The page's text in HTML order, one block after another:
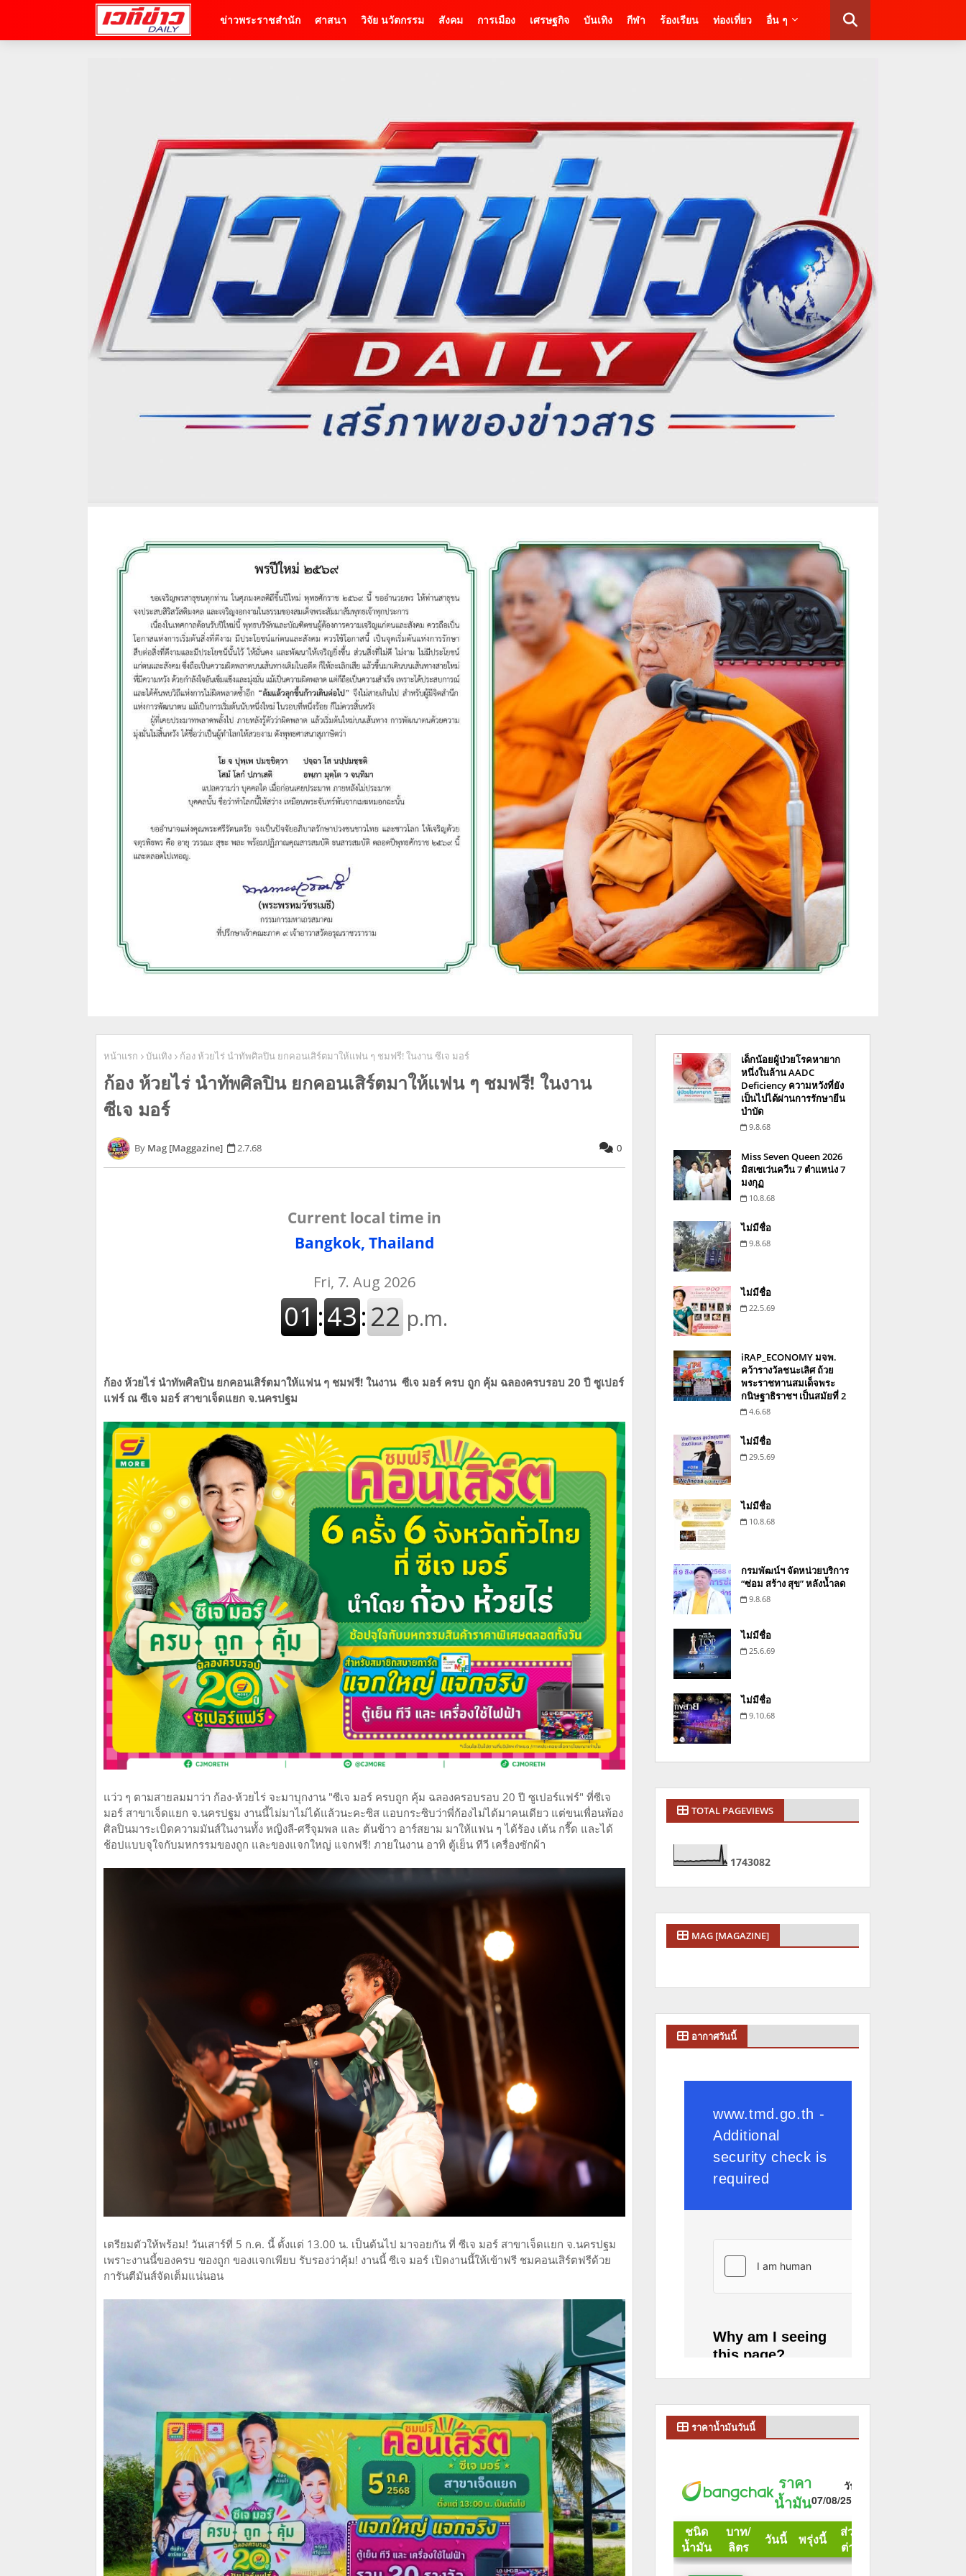
ข่าวพระราชสำนัก ศาสนา วิจัย นวัตกรรม สังคม การเมือง เศรษฐกิจ บันเทิง กีฬา ร้องเรียน ท่องเที่ยว อื่น ๆ
หน้าแรก บันเทิง ก้อง ห้วยไร่ นำทัพศิลปิน ยกคอนเสิร์ตมาให้แฟน ๆ ชมฟรี! ในงาน ซีเจ มอร์
ก้อง ห้วยไร่ นำทัพศิลปิน ยกคอนเสิร์ตมาให้แฟน ๆ ชมฟรี! ในงาน
ซีเจ มอร์
Mag [Maggazine] 2.7.68 0
Current local time in
Bangkok, Thailand
ก้อง ห้วยไร่ นำทัพศิลปิน ยกคอนเสิร์ตมาให้แฟน ๆ ชมฟรี! ในงาน ซีเจ มอร์ ครบ ถูก คุ้ม ฉลองครบรอบ 20 ปี ซูเปอร์
แฟร์ ณ ซีเจ มอร์ สาขาเจ็ดแยก จ.นครปฐม
แว่ว ๆ ตามสายลมมาว่า ก้อง-ห้วยไร่ จะมาบุกงาน "ซีเจ มอร์ ครบถูก คุ้ม ฉลองครอบรอบ 20 ปี ซูเปอร์แฟร์" ที่ซีเจ
มอร์ สาขาเจ็ดแยก จ.นครปฐม งานนี้ไม่มาไม่ได้แล้วนะคะซิส แอบกระซิบว่าพี่ก้องไม่ได้มาคนเดียว แต่ขนเพื่อนพ้อง
ศิลปินมาระเบิดความมันส์ในงานทั้ง หญิงลี-ศรีจุมพล และ ต้นข้าว อาร์สยาม มาให้แฟน ๆ ได้ร้อง เต้น กรี๊ด และได้
ช้อปแบบจุใจกับมหกรรมของถูก และของแจกใหญ่ แจกฟรี! ภายในงาน อาทิ ตู้เย็น ทีวี เครื่องซักผ้า
เตรียมตัวให้พร้อม! วันเสาร์ที่ 5 ก.ค. นี้ ตั้งแต่ 13.00 น. เป็นต้นไป มาจอยกัน ที่ ซีเจ มอร์ สาขาเจ็ดแยก จ.นครปฐม
เพราะงานนี้ของครบ ของถูก ของแจกเพียบ รับรองว่าคุ้ม! งานนี้ ซีเจ มอร์ เปิดงานนี้ให้เข้าฟรี ชมคอนเสิร์ตฟรีด้วย
การันตีมันส์จัดเต็มแน่นอน
เด็กน้อยผู้ป่วยโรคหายาก
หนึ่งในล้าน AADC
Deficiency ความหวังที่ยัง
เป็นไปได้ผ่านการรักษายีน
บำบัด
9.8.68
Miss Seven Queen 2026
มิสเซเว่นควีน 7 ตำแหน่ง 7
มงกุฏ
10.8.68
ไม่มีชื่อ
9.8.68
ไม่มีชื่อ
22.5.69
iRAP_ECONOMY มจพ.
คว้ารางวัลชนะเลิศ ถ้วย
พระราชทานสมเด็จพระ
กนิษฐาธิราชฯ เป็นสมัยที่ 2
4.6.68
ไม่มีชื่อ
29.5.69
ไม่มีชื่อ
10.8.68
กรมพัฒน์ฯ จัดหน่วยบริการ
“ซ่อม สร้าง สุข” หลังน้ำลด
9.8.68
ไม่มีชื่อ
25.6.69
ไม่มีชื่อ
9.10.68
TOTAL PAGEVIEWS
1743082
MAG [MAGAZINE]
อากาศวันนี้
ราคาน้ำมันวันนี้